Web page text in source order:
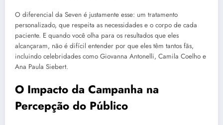
O diferencial da Seven é justamente esse: um tratamento
personalizado, que respeita as necessidades e o corpo de cada
paciente. E quando você olha para os resultados que eles
alcançaram, não é difícil entender por que eles têm tantos fãs,
incluindo celebridades como Giovanna Antonelli, Camila Coelho e
Ana Paula Siebert.
O Impacto da Campanha na
Percepção do Público